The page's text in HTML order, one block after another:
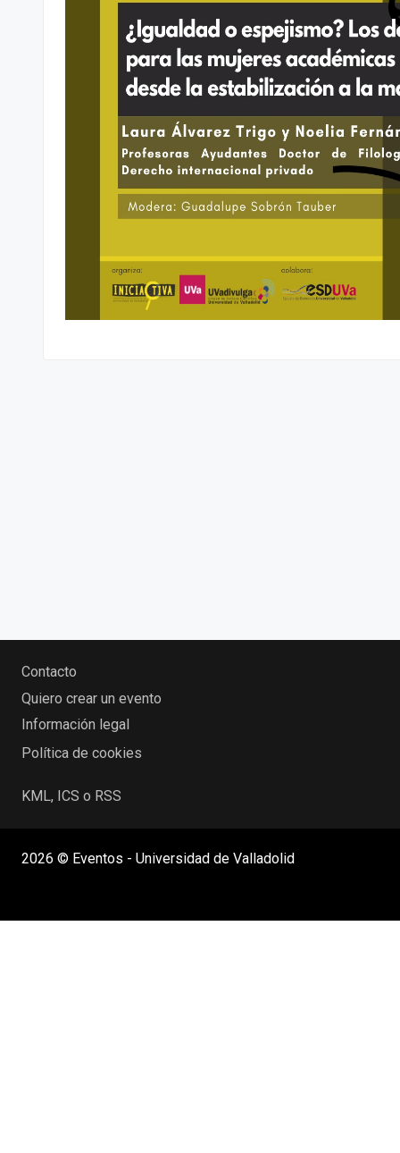
Contacto
Quiero crear un evento
Información legal
Política de cookies
KML, ICS o RSS
2026 © Eventos - Universidad de Valladolid